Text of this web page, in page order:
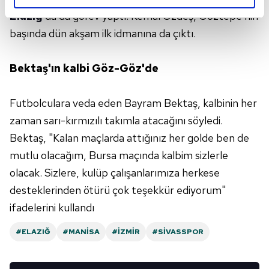
kalemimiz olduğunu sizlere hatırlatmak isteriz.
takdirde, kullanıcılara hedefli reklamlar
Sizlere daha iyi bir hizmet sunabilmek için İnternet
Sitemizde kendimize ve üçüncü kişilere ait çerezler
kullanılmaktadır. Bu çerezler vasıtasıyla çeşitli kişisel
verileriniz işlenmekte olup gerekli olan çerezler bilgi
toplumu hizmetlerinin sunulması amacıyla
kullanılmaktadır. Diğer çerezler, sitemizin daha işlevsel
kılınması ve kişiselleştirilmesi ve sizlere yönelik
reklam/pazarlama faaliyetlerinin yapılması, amaçlarıyla
sınırlı olarak açık rızanız dahilinde kullanılacaktır.
Elazığ'da da görev yaptı. Kemal Özdeş, Göztepe'nin
başında dün akşam ilk idmanına da çıktı.
Bektaş'ın kalbi Göz-Göz'de
Futbolculara veda eden Bayram Bektaş, kalbinin her
zaman sarı-kırmızılı takımla atacağını söyledi.
Bektaş, "Kalan maçlarda attığınız her golde ben de
mutlu olacağım, Bursa maçında kalbim sizlerle
olacak. Sizlere, kulüp çalışanlarımıza herkese
desteklerinden ötürü çok teşekkür ediyorum"
ifadelerini kullandı
#ELAZIĞ #MANISA #İZMIR #SIVASSPOR